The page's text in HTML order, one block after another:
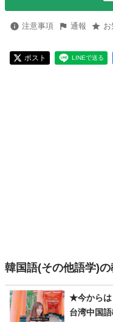
注意事項 通報
ポスト LINEで送る
韓国語(その他語学)
★今からは
台湾中国